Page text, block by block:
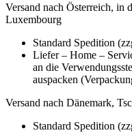
Versand nach Österreich, in
Luxembourg
Standard Spedition
Liefer – Home –
an die
auspacken
Versand nach Dänemark,
Standard Spedition